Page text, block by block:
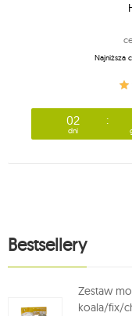
Najniższa
02
dni
Bestsellery
Zestaw
koala/fix/